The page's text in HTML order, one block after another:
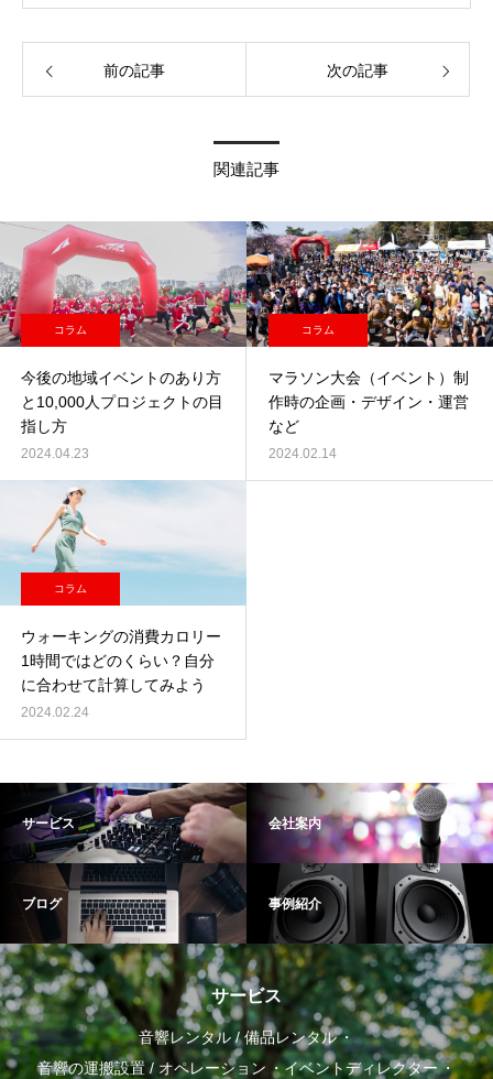
前の記事 次の記事
関連記事
コラム
今後の地域イベントのあり方
と10,000人プロジェクトの目
指し方
2024.04.23
コラム
マラソン大会（イベント）制
作時の企画・デザイン・運営
など
2024.02.14
コラム
ウォーキングの消費カロリー
1時間ではどのくらい？自分
に合わせて計算してみよう
2024.02.24
サービス 会社案内
ブログ 事例紹介
サービス
音響レンタル / 備品レンタル
音響の運搬設置 / オペレーション
イベントディレクター